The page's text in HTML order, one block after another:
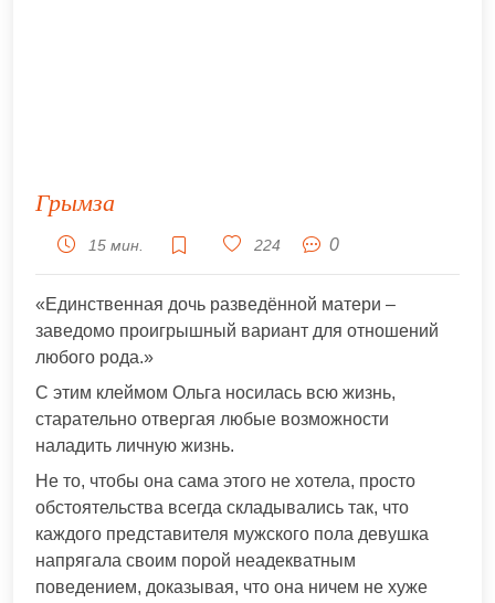
Грымза
15 мин. 224 0
«Единственная дочь разведённой матери –
заведомо проигрышный вариант для отношений
любого рода.»
С этим клеймом Ольга носилась всю жизнь,
старательно отвергая любые возможности
наладить личную жизнь.
Не то, чтобы она сама этого не хотела, просто
обстоятельства всегда складывались так, что
каждого представителя мужского пола девушка
напрягала своим порой неадекватным
поведением, доказывая, что она ничем не хуже